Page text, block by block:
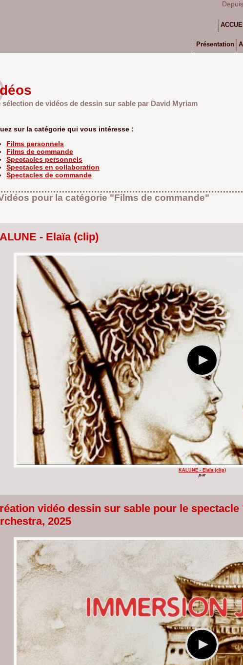
sélection de vidéos de dessin sur sable par David Myriam
sur la catégorie qui vous intéresse :
Films personnels
Films de commande
Spectacles personnels
Spectacles en collaboration
Spectacles de commande
pour la catégorie "Films de commande"
- Elaïa (clip)
KALUNE - Elaïa (clip)
par
vidéo dessin sur sable pour le
2025
Présentation